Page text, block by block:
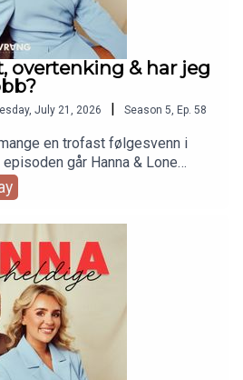
overtenking & har jeg
July 21, 2026 | Season 5 Ep. 58
en trofast følgesvenn i
går Hanna & Lone
de vanligste spørsmålene folk
og svarer på dem slik som de
som selvtillit, ensomhet, kropp
tillegg til hvordan man kan
selv mindre med andre, og hva
om man har valgt helt feil